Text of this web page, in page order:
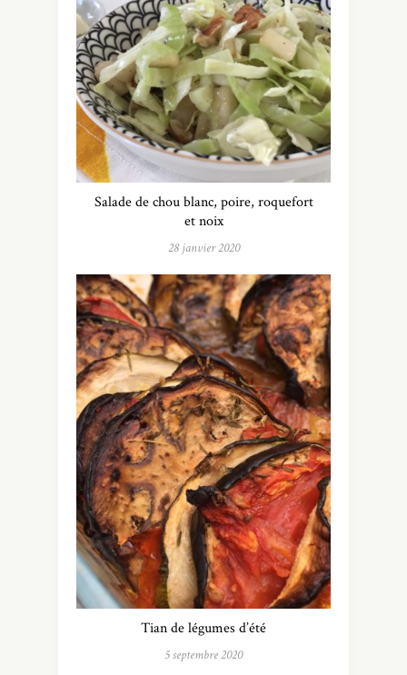
Salade de chou blanc, poire, roquefort
et noix
28 janvier 2020
Tian de légumes d’été
5 septembre 2020